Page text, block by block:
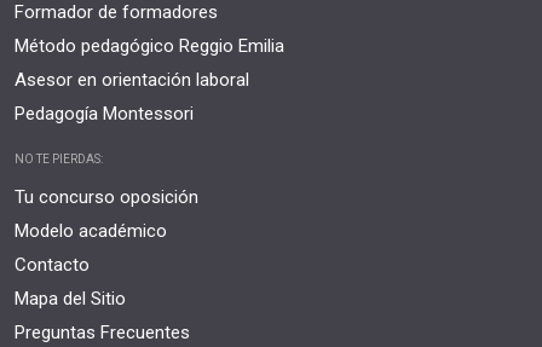
Formador de formadores
Método pedagógico Reggio Emilia
Asesor en orientación laboral
Pedagogía Montessori
NO TE PIERDAS:
Tu concurso oposición
Modelo académico
Contacto
Mapa del Sitio
Preguntas Frecuentes